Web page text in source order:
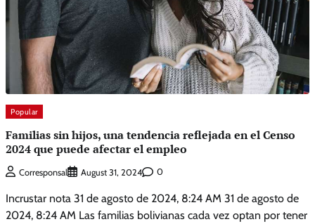
Popular
Familias sin hijos, una tendencia reflejada en el Censo
2024 que puede afectar el empleo
Corresponsal August 31, 2024 0
Incrustar nota 31 de agosto de 2024, 8:24 AM 31 de agosto de
2024, 8:24 AM Las familias bolivianas cada vez optan por tener